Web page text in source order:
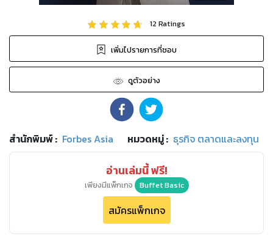
12Ratings
เพิ่มไปรายการที่ชอบ
ดูตัวอย่าง
สำนักพิมพ์: Forbes Asia หมวดหมู่: ธุรกิจ ตลาดและลงทุน
อ่านเล่มนี้ ฟรี!
เพียงมีแพ็กเกจ Buffet Basic
สมัครแพ็กเกจ